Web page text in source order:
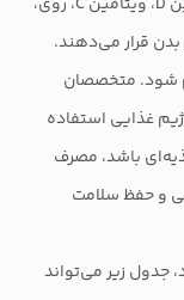
بدن قرار می‌دهند.
شود. متخصصان
غذایی استفاده
باشد، مصرف
و حفظ سلامت
جدول زیر می‌تواند